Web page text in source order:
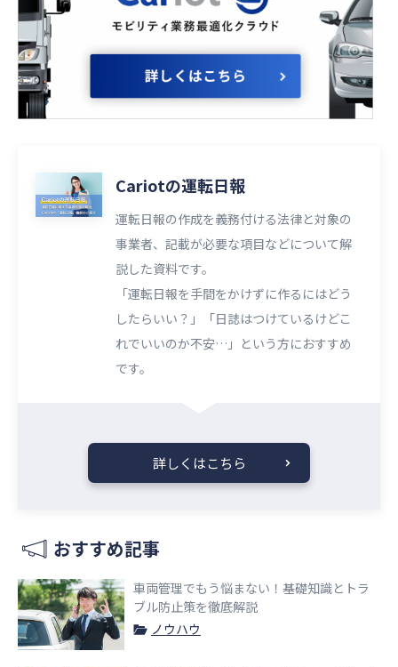
Cariotの運転日報
運転日報の作成を義務付ける法律と対象の
事業者、記載が必要な項目などについて解
説した資料です。
「運転日報を手間をかけずに作るにはどう
したらいい？」「日誌はつけているけどこ
れでいいのか不安…」という方におすすめ
です。
詳しくはこちら
おすすめ記事
車両管理でもう悩まない！基礎知識とトラ
ブル防止策を徹底解説
ノウハウ